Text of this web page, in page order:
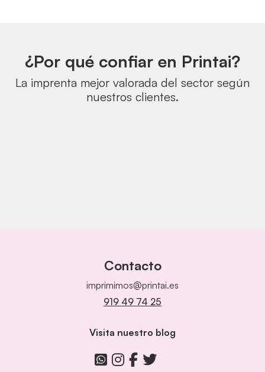
¿Por qué confiar en Printai?
La imprenta mejor valorada del sector según
nuestros clientes.
Contacto
imprimimos@printai.es
919 49 74 25
Visita nuestro blog